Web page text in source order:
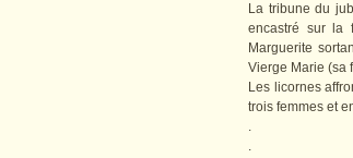
La tribune du
encastré sur la
Marguerite
Vierge Marie (sa
Les licornes
trois femmes et
.
.